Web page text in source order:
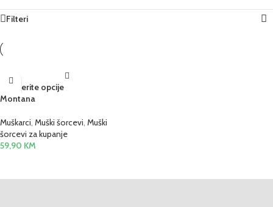
Filteri
Odaberite opcije
Montana
Muškarci, Muški šorcevi, Muški
šorcevi za kupanje
59,90 KM